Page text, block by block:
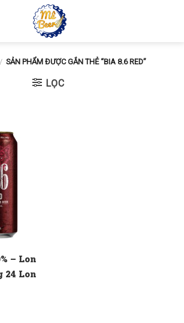
/ SẢN PHẨM ĐƯỢC GẮN THẺ “BIA 8.6 RED”
LỌC
– Lon
24 Lon